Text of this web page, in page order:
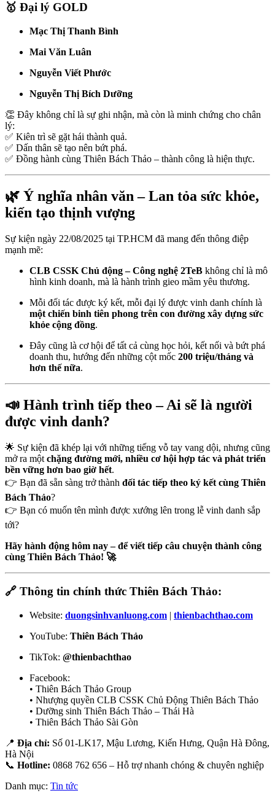
🥇 Đại lý GOLD
Mạc Thị Thanh Bình
Mai Văn Luân
Nguyễn Viết Phước
Nguyễn Thị Bích Dưỡng
👏 Đây không chỉ là sự ghi nhận, mà còn là minh chứng cho chân
lý:
✅ Kiên trì sẽ gặt hái thành quả.
✅ Dấn thân sẽ tạo nên bứt phá.
✅ Đồng hành cùng Thiên Bách Thảo – thành công là hiện thực.
🌿 Ý nghĩa nhân văn – Lan tỏa sức khỏe,
kiến tạo thịnh vượng
Sự kiện ngày 22/08/2025 tại TP.HCM đã mang đến thông điệp
mạnh mẽ:
CLB CSSK Chủ động – Công nghệ 2TeB không chỉ là mô
hình kinh doanh, mà là hành trình gieo mầm yêu thương.
Mỗi đối tác được ký kết, mỗi đại lý được vinh danh chính là
một chiến binh tiên phong trên con đường xây dựng sức
khỏe cộng đồng.
Đây cũng là cơ hội để tất cả cùng học hỏi, kết nối và bứt phá
doanh thu, hướng đến những cột mốc 200 triệu/tháng và
hơn thế nữa.
📣 Hành trình tiếp theo – Ai sẽ là người
được vinh danh?
🌟 Sự kiện đã khép lại với những tiếng vỗ tay vang dội, nhưng cũng
mở ra một chặng đường mới, nhiều cơ hội hợp tác và phát triển
bền vững hơn bao giờ hết.
👉 Bạn đã sẵn sàng trở thành đối tác tiếp theo ký kết cùng Thiên
Bách Thảo?
👉 Bạn có muốn tên mình được xướng lên trong lễ vinh danh sắp
tới?
Hãy hành động hôm nay – để viết tiếp câu chuyện thành công
cùng Thiên Bách Thảo! 🚀
🔗 Thông tin chính thức Thiên Bách Thảo:
Website: duongsinhvanluong.com | thienbachthao.com
YouTube: Thiên Bách Thảo
TikTok: @thienbachthao
Facebook:
• Thiên Bách Thảo Group
• Nhượng quyền CLB CSSK Chủ Động Thiên Bách Thảo
• Dưỡng sinh Thiên Bách Thảo – Thái Hà
• Thiên Bách Thảo Sài Gòn
📍 Địa chỉ: Số 01-LK17, Mậu Lương, Kiến Hưng, Quận Hà Đông,
Hà Nội
📞 Hotline: 0868 762 656 – Hỗ trợ nhanh chóng & chuyên nghiệp
Danh mục: Tin tức